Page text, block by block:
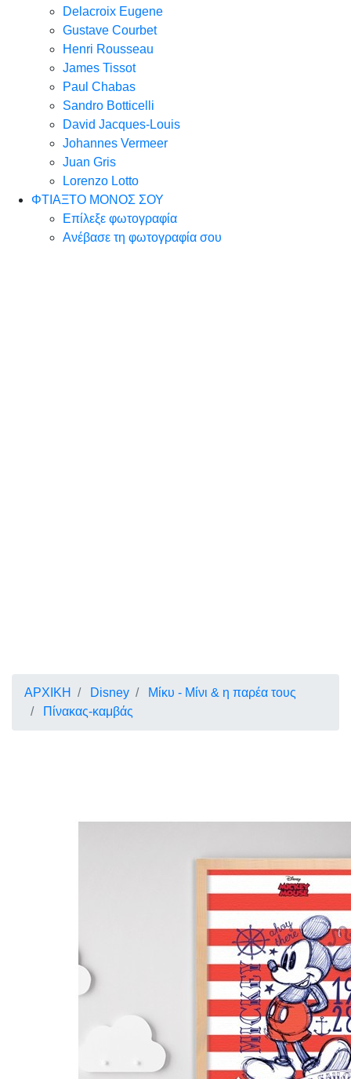
Delacroix Eugene
Gustave Courbet
Henri Rousseau
James Tissot
Paul Chabas
Sandro Botticelli
David Jacques-Louis
Johannes Vermeer
Juan Gris
Lorenzo Lotto
ΦΤΙΑΞΤΟ ΜΟΝΟΣ ΣΟΥ
Επίλεξε φωτογραφία
Ανέβασε τη φωτογραφία σου
ΑΡΧΙΚΗ Disney
Μίκυ - Μίνι & η παρέα τους
Πίνακας-καμβάς